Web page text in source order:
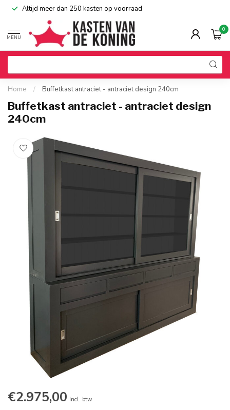
Altijd meer dan 250 kasten op voorraad
MENU
0
Home / Buffetkast antraciet - antraciet design 240cm
Buffetkast antraciet - antraciet design
240cm
€2.975,00 Incl. btw